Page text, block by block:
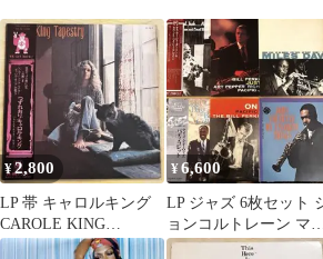
¥2,800
LP 帯 キャロルキング
CAROLE KING
TAPESTRY AML-96
¥6,600
LP ジャズ 6枚セット
ョンコルトレーン マ
ルスデイビス ディスク